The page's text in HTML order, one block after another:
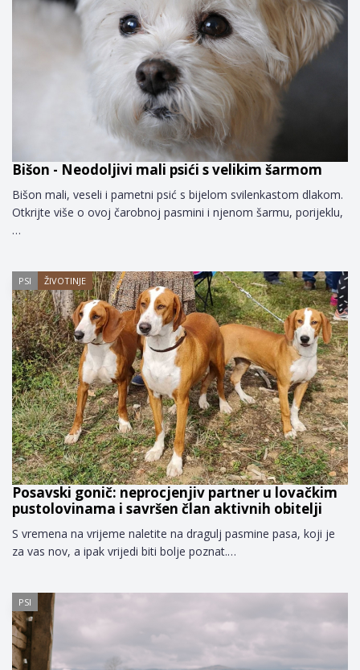
Bišon - Neodoljivi mali psići s velikim šarmom
Bišon mali, veseli i pametni psić s bijelom svilenkastom dlakom.
Otkrijte više o ovoj čarobnoj pasmini i njenom šarmu, porijeklu,
…
PSI ŽIVOTINJE
Posavski gonič: neprocjenjiv partner u lovačkim
pustolovinama i savršen član aktivnih obitelji
S vremena na vrijeme naletite na dragulj pasmine pasa, koji je
za vas nov, a ipak vrijedi biti bolje poznat.…
PSI